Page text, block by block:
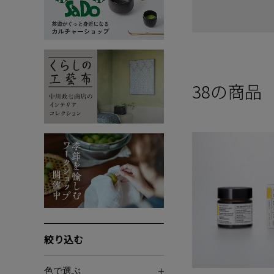
絞り込む
色で選ぶ
38の商品